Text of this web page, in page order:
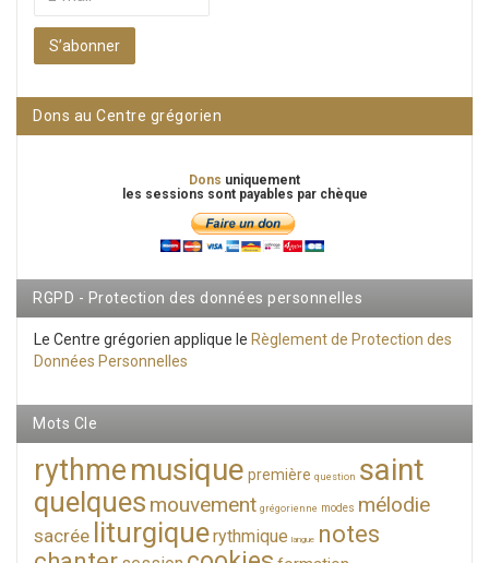
S’abonner
Dons au Centre grégorien
Dons uniquement
les sessions sont payables par chèque
RGPD - Protection des données personnelles
Le Centre grégorien applique le Règlement de Protection des
Données Personnelles
Mots Cle
rythmemusique première question saint
quelques mouvement grégorienne modes mélodie
sacrée liturgiquerythmique langue notes